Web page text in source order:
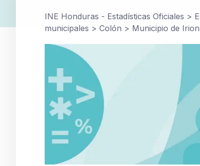
INE Honduras - Estadísticas Oficiales >
municipales > Colón > Municipio de